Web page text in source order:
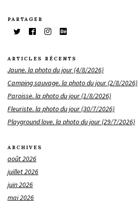
PARTAGER
ARTICLES RÉCENTS
Jaune. la photo du jour (4/8/2026)
Camping sauvage. la photo du jour (2/8/2026)
Paroisse. la photo du jour (1/8/2026)
Fleuriste. la photo du jour (30/7/2026)
Playground love. la photo du jour (29/7/2026)
ARCHIVES
août 2026
juillet 2026
juin 2026
mai 2026